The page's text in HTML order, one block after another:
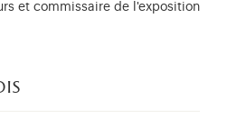
et commissaire de l'exposition